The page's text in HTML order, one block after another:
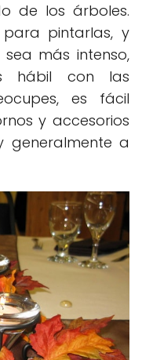
de los árboles.
para pintarlas, y
más intenso,
hábil con las
es fácil
y accesorios
generalmente a